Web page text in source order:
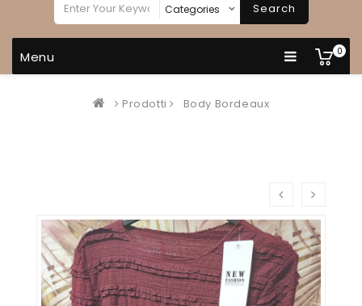
0
Search
Menu
Prodotti Body Bordeaux